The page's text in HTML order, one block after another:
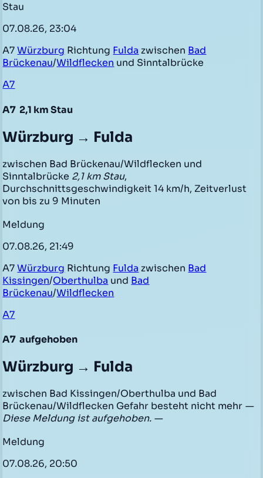
Stau
07.08.26, 23:04
A7Würzburg Richtung Fulda zwischen Bad
Brückenau/Wildflecken und Sinntalbrücke
A7
A7 2,1 km Stau
Würzburg → Fulda
zwischen Bad Brückenau/Wildflecken und
Sinntalbrücke 2,1 km Stau,
Durchschnittsgeschwindigkeit 14 km/h, Zeitverlust
von bis zu 9 Minuten
Meldung
07.08.26, 21:49
A7Würzburg Richtung Fulda zwischen Bad
Kissingen/Oberthulba und Bad
Brückenau/Wildflecken
A7
A7 aufgehoben
Würzburg → Fulda
zwischen Bad Kissingen/Oberthulba und Bad
Brückenau/Wildflecken Gefahr besteht nicht mehr —
Diese Meldung ist aufgehoben. —
Meldung
07.08.26, 20:50